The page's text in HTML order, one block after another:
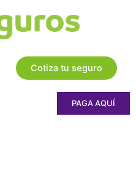
Cotiza tu seguro
PAGA AQUÍ